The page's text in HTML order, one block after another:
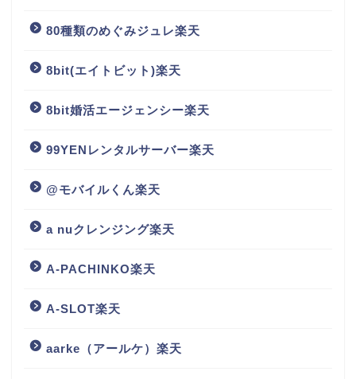
80種類のめぐみジュレ楽天
8bit(エイトビット)楽天
8bit婚活エージェンシー楽天
99YENレンタルサーバー楽天
@モバイルくん楽天
a nuクレンジング楽天
A-PACHINKO楽天
A-SLOT楽天
aarke（アールケ）楽天